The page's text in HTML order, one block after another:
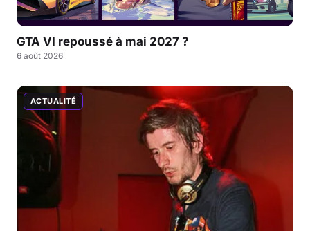
GTA VI repoussé à mai 2027 ?
6 août 2026
ACTUALITÉ